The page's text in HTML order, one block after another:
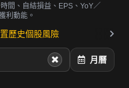
間、自結損益、EPS、YoY／
利動能。
歷史個股風險
月曆